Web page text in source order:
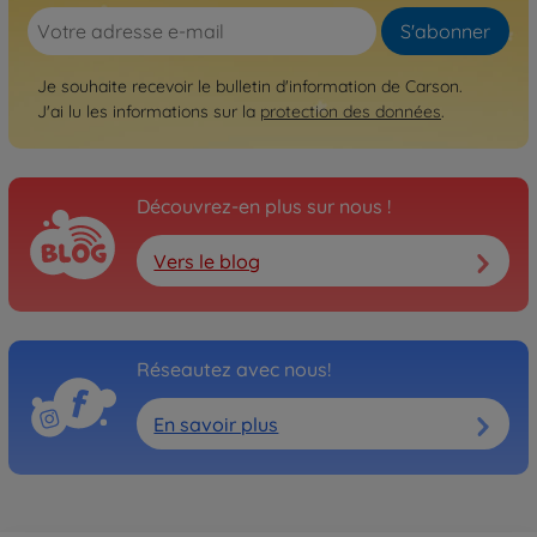
1:8 Virus 4.1 4S BL 2.4G RTR
500409060
Non disponible
Archive
1:8 Virus 4.1 4S BL 2.4G
100% RTR
500409061
Non disponible
Archive
Virus Race 4.2 4S Brushless
RTR au 1:8
500409068
S'abonner
Je souhaite recevoir le bulletin d'information de Carson.
J'ai lu les informations sur la protection des données.
Découvrez-en plus sur nous !
Vers le blog
Réseautez avec nous!
En savoir plus